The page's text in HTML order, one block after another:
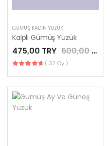
GÜMÜŞ KADIN YÜZÜK
Kalpli Gümüş Yüzük
475,00 TRY 600,00 TRY
( 32 Oy )